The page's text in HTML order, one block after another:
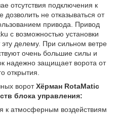
отсутствия подключения к
не отказываться от
привода. Привод
с возможностью установки
делему. При сильном ветре
очень большие силы и
надежно защищает ворота от
открытия.
воротХёрман RotaMatic
блока управления:
к атмосферным воздействиям